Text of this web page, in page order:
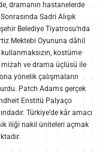
dramanın hastanelerde
Sadri Alışık
Belediye Tiyatrosu’nda
Mektebi Oyununa dâhil
kostüme
ve drama üçlüsü ile
yönelik çalışmaların
Patch Adams gerçek
Enstitü Palyaço
Türkiye’de kâr amacı
iliği nakil üniteleri açmak